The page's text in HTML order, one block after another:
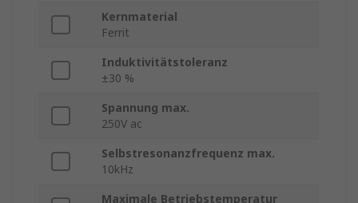
Kernmaterial
Ferrit
Induktivitätstoleranz
±30 %
Spannung max.
250V ac
Selbstresonanzfrequenz max.
10kHz
Maximale Betriebstemperatur